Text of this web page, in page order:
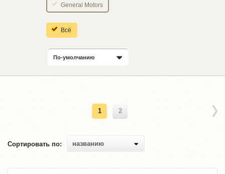
General Motors
Всё
По-умолчанию
1 2
Сортировать по: названию